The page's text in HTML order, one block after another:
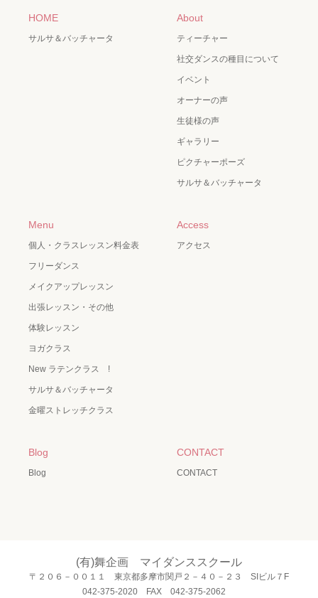
HOME
サルサ＆バッチャータ
About
ティーチャー
社交ダンスの種目について
イベント
オーナーの声
生徒様の声
ギャラリー
ピクチャーポーズ
サルサ＆バッチャータ
Menu
個人・クラスレッスン料金表
フリーダンス
メイクアップレッスン
出張レッスン・その他
体験レッスン
ヨガクラス
New ラテンクラス !
サルサ＆バッチャータ
金曜ストレッチクラス
Access
アクセス
Blog
Blog
CONTACT
CONTACT
(有)舞企画 マイダンススクール
〒２０６－００１１ 東京都多摩市関戸２－４０－２３ SIビル７F
042-375-2020 FAX 042-375-2062